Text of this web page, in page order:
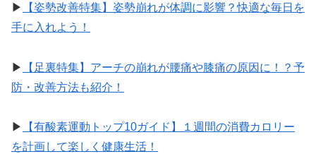
▶︎
【姿勢改善特集】姿勢崩れが体調に影響？快適な毎日を
手に入れよう！
▶︎
【足裏特集】アーチの崩れが腰痛や膝痛の原因に！？予
防・改善方法も紹介！
▶︎
【有酸素運動トップ10ガイド】１週間の消費カロリー
を計画して楽しく健康生活！